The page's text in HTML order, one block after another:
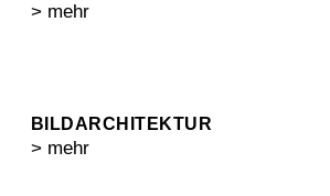
> mehr
BILDARCHITEKTUR
> mehr